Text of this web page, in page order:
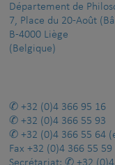
Département de
7, Place du 20-Août
B-4000 Liège
(Belgique)
+32 (0)4 366 95 16
+32 (0)4 366 55 93
+32 (0)4 366 55 64
Fax +32 (0)4 366 55 59